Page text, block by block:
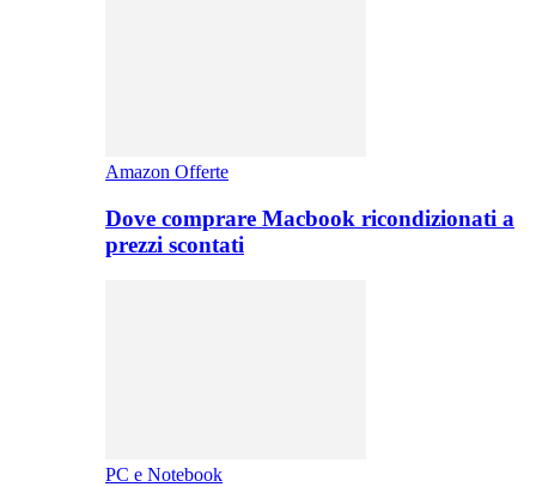
Amazon Offerte
Dove comprare Macbook ricondizionati a
prezzi scontati
PC e Notebook